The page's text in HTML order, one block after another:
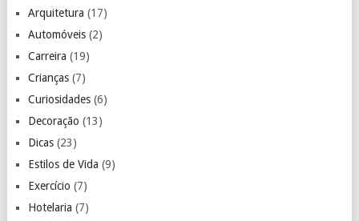
Arquitetura (17)
Automóveis(2)
Carreira (19)
Crianças(7)
Curiosidades(6)
Decoração (13)
Dicas(23)
Estilos de Vida (9)
Exercício (7)
Hotelaria (7)